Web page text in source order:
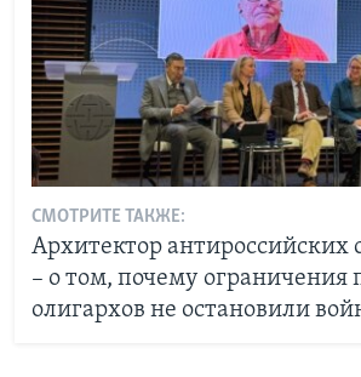
СМОТРИТЕ ТАКЖЕ:
Архитектор
– о том, почему ограничения
олигархов не остановили